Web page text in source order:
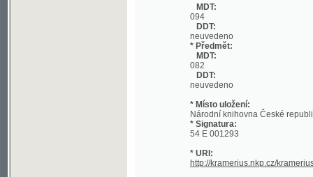
DDT:
neuvedeno
* Místo uložení:
Národní knihovna České republiky
* Signatura:
54 E 001293
* URI:
[I] (titulní strana) [II]
40 [41]
77 78 79 [80] 81 82 83 84 85 86 87